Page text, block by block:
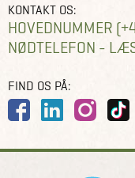
KONTAKT OS:
HOVEDNUMMER
NØDTELEFON -
FIND OS PÅ: